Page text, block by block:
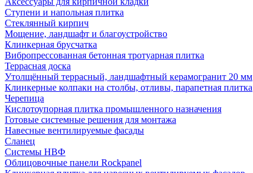
Ступени и напольная плитка
Cтеклянный кирпич
Мощение, ландшафт и благоустройство
Клинкерная брусчатка
Вибропрессованная бетонная тротуарная плитка
Террасная доска
Утолщённый террасный, ландшафтный керамогранит 20 мм
Клинкерные колпаки на столбы, отливы, парапетная плитка
Черепица
Кислотоупорная плитка промышленного назначения
Готовые системные решения для монтажа
Навесные вентилируемые фасады
Сланец
Системы НВФ
Облицовочные панели Rockpanel